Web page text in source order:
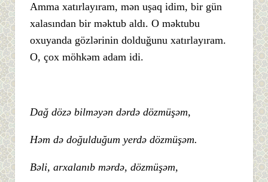
Amma xatırlayıram, mən uşaq idim, bir gün
xalasından bir məktub aldı. O məktubu
oxuyanda gözlərinin dolduğunu xatırlayıram.
O, çox möhkəm adam idi.
Dağ dözə bilməyən dərdə dözmüşəm,
Həm də doğulduğum yerdə dözmüşəm.
Bəli, arxalanıb mərdə, dözmüşəm,